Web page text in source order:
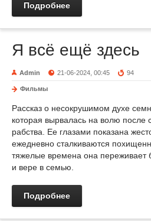
Подробнее
Я всё ещё здесь
Admin 21-06-2024, 00:45 94
Фильмы
Рассказ о несокрушимом духе
которая вырвалась на волю после
рабства. Ее глазами показана
ежедневно сталкиваются
тяжелые времена она переживает
и вере в семью.
Подробнее